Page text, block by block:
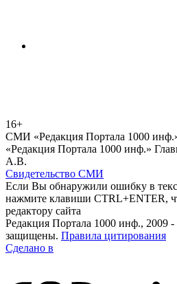
16+
СМИ «Редакция Портала 1000
«Редакция Портала 1000 инф.»
А.В.
Свидетельство СМИ
Если Вы обнаружили ошибку в
нажмите клавиши CTRL+ENTER,
редактору сайта
Редакция Портала 1000 инф., 2009 -
защищены. Правила цитирования
Сделано в